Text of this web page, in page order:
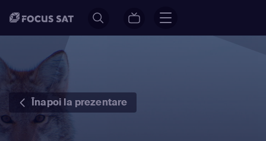
Înapoi la prezentare